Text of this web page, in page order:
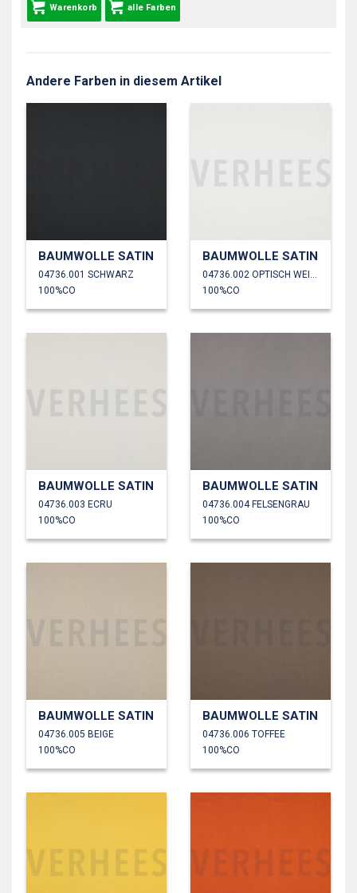
Warenkorb alle Farben
Andere Farben in diesem Artikel
BAUMWOLLE SATIN
04736.001 SCHWARZ
100%CO
BAUMWOLLE SATIN
100%CO
BAUMWOLLE SATIN
04736.003 ECRU
100%CO
BAUMWOLLE SATIN
04736.004 FELSENGRAU
100%CO
BAUMWOLLE SATIN
04736.005 BEIGE
100%CO
BAUMWOLLE SATIN
04736.006 TOFFEE
100%CO